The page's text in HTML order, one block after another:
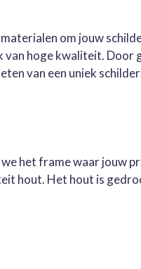
om jouw
hoge kwaliteit. Door
van een uniek
het frame waar jouw
hout. Het hout is